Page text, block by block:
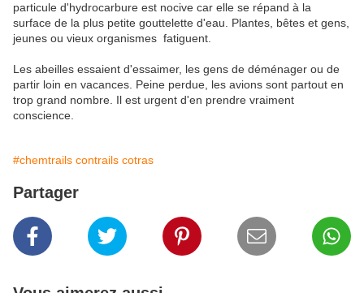
particule d'hydrocarbure est nocive car elle se répand à la
surface de la plus petite gouttelette d'eau. Plantes, bêtes et gens,
jeunes ou vieux organismes fatiguent.
Les abeilles essaient d'essaimer, les gens de déménager ou de
partir loin en vacances. Peine perdue, les avions sont partout en
trop grand nombre. Il est urgent d'en prendre vraiment
conscience.
#chemtrails contrails cotras
Partager